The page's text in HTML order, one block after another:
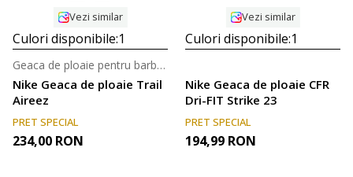
Vezi similar
Culori disponibile:1
Nike Geaca de ploaie Trail
Aireez
Geaca de ploaie pentru barbati
PRET SPECIAL
234,00 RON
Vezi similar
Culori disponibile:1
Nike Geaca de ploaie CFR
Dri-FIT Strike 23
PRET SPECIAL
194,99 RON